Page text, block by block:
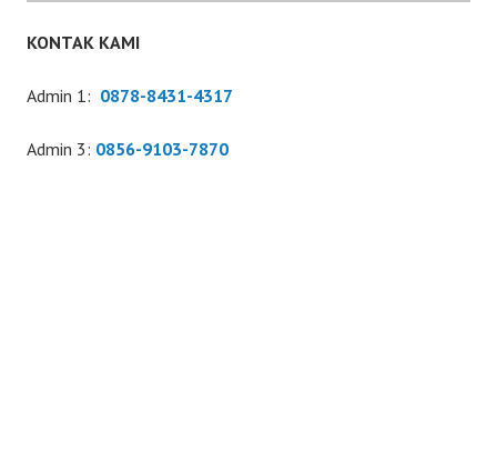
KONTAK KAMI
Admin 1: 0878-8431-4317
Admin 3: 0856-9103-7870